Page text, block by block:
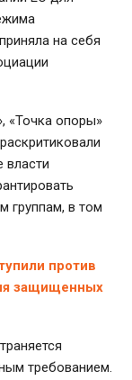
на себя
«Точка опоры»
раскритиковали
власти
группам, в том
против
защищенных
требованием.